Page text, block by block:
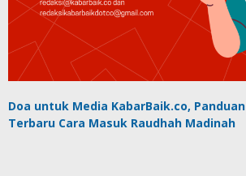
Doa untuk Media KabarBaik.co, Panduan
Terbaru Cara Masuk Raudhah Madinah